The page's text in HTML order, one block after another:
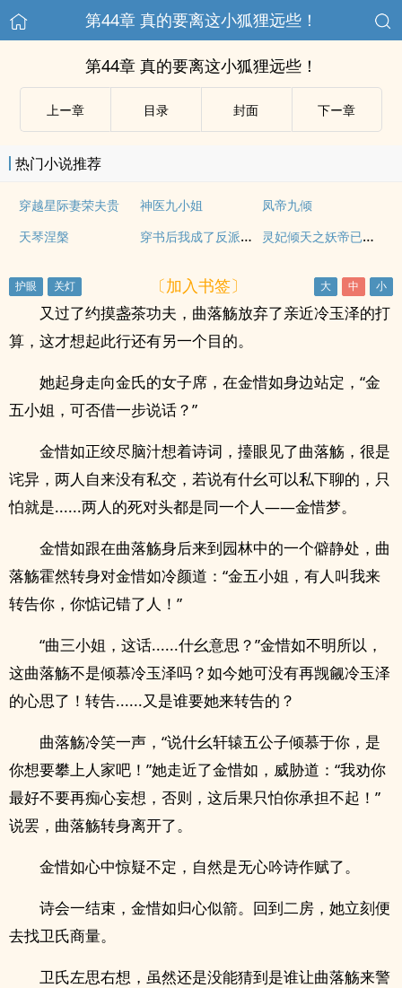
第44章 真的要离这小狐狸远些！
第44章 真的要离这小狐狸远些！
上ー章 目录 封面 下ー章
热门小说推荐
穿越星际妻荣夫贵 神医九小姐
凤帝九倾
天琴涅槃
穿书后我成了反派的契约兽 灵妃倾天之妖帝已就擒
〔加入书签〕
又过了约摸盏茶功夫，曲落觞放弃了亲近冷玉泽的打
算，这才想起此行还有另一个目的。
她起身走向金氏的女子席，在金惜如身边站定，“金
五小姐，可否借一步说话？”
金惜如正绞尽脑汁想着诗词，擡眼见了曲落觞，很是
诧异，两人自来没有私交，若说有什幺可以私下聊的，只
怕就是......两人的死对头都是同一个人——金惜梦。
金惜如跟在曲落觞身后来到园林中的一个僻静处，曲
落觞霍然转身对金惜如冷颜道：“金五小姐，有人叫我来
转告你，你惦记错了人！”
“曲三小姐，这话......什幺意思？”金惜如不明所以，
这曲落觞不是倾慕冷玉泽吗？如今她可没有再觊觎冷玉泽
的心思了！转告......又是谁要她来转告的？
曲落觞冷笑一声，“说什幺轩辕五公子倾慕于你，是
你想要攀上人家吧！”她走近了金惜如，威胁道：“我劝你
最好不要再痴心妄想，否则，这后果只怕你承担不起！”
说罢，曲落觞转身离开了。
金惜如心中惊疑不定，自然是无心吟诗作赋了。
诗会一结束，金惜如归心似箭。回到二房，她立刻便
去找卫氏商量。
卫氏左思右想，虽然还是没能猜到是谁让曲落觞来警